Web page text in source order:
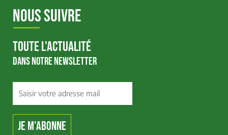
NOUS SUIVRE
TOUTE L'ACTUALITÉ
DANS NOTRE NEWSLETTER